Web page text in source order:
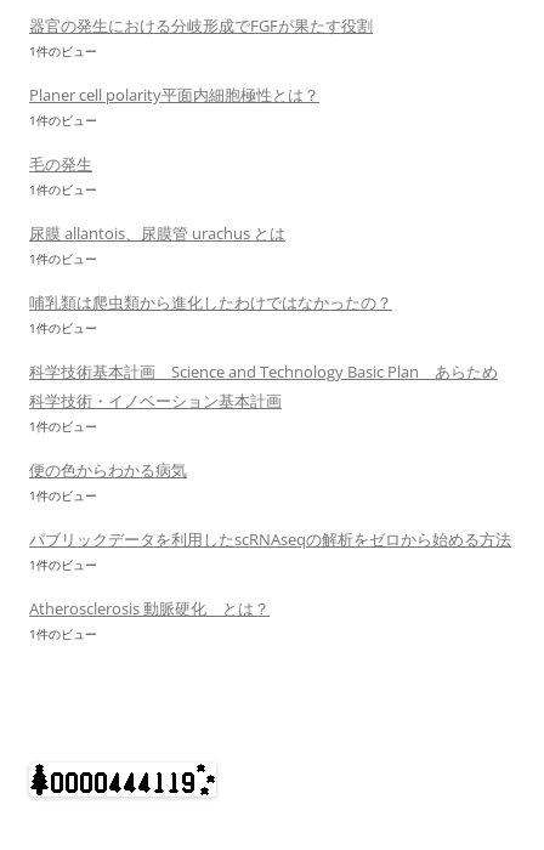
器官の発生における分岐形成でFGFが果たす役割
1件のビュー
Planer cell polarity平面内細胞極性とは？
1件のビュー
毛の発生
1件のビュー
尿膜 allantois、尿膜管 urachus とは
1件のビュー
哺乳類は爬虫類から進化したわけではなかったの？
1件のビュー
科学技術基本計画 Science and Technology Basic Plan あらため
科学技術・イノベーション基本計画
1件のビュー
便の色からわかる病気
1件のビュー
パブリックデータを利用したscRNAseqの解析をゼロから始める方法
1件のビュー
Atherosclerosis 動脈硬化 とは？
1件のビュー